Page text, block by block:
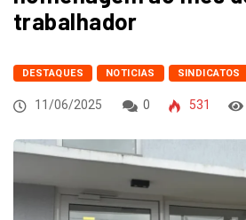
trabalhador
DESTAQUES NOTICIAS SINDICATOS
11/06/2025 0 531